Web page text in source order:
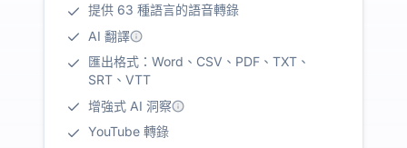
提供 63 種語言的語音轉錄
AI 翻譯
匯出格式：Word、CSV、PDF、TXT、
SRT、VTT
增強式 AI 洞察
YouTube 轉錄